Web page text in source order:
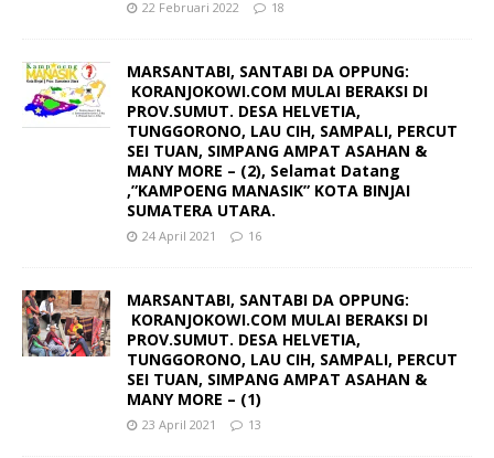
22 Februari 2022 18
MARSANTABI, SANTABI DA OPPUNG:
KORANJOKOWI.COM MULAI BERAKSI DI
PROV.SUMUT. DESA HELVETIA,
TUNGGORONO, LAU CIH, SAMPALI, PERCUT
SEI TUAN, SIMPANG AMPAT ASAHAN &
MANY MORE – (2), Selamat Datang
,”KAMPOENG MANASIK” KOTA BINJAI
SUMATERA UTARA.
24 April 2021 16
MARSANTABI, SANTABI DA OPPUNG:
KORANJOKOWI.COM MULAI BERAKSI DI
PROV.SUMUT. DESA HELVETIA,
TUNGGORONO, LAU CIH, SAMPALI, PERCUT
SEI TUAN, SIMPANG AMPAT ASAHAN &
MANY MORE – (1)
23 April 2021 13